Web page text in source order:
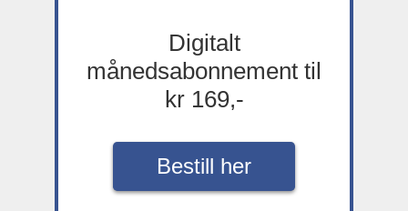
Digitalt
månedsabonnement til
kr 169,-
Bestill her